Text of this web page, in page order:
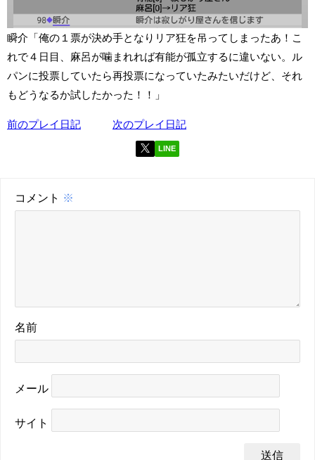
瞬介「俺の１票が決め手となりリア狂を吊ってしまったあ！こ
れで４日目、麻呂が噛まれれば有能が孤立するに違いない。ル
パンに投票していたら再投票になっていたみたいだけど、それ
もどうなるか試したかった！！」
前のプレイ日記 次のプレイ日記
LINE
コメント ※
名前
メール
サイト